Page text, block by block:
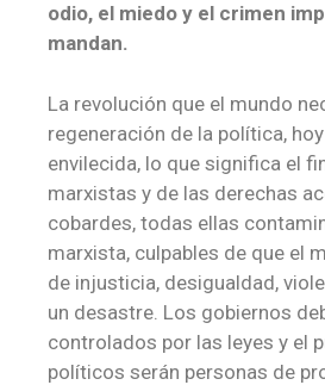
odio, el miedo y el crimen
mandan.
La revolución que el mundo
regeneración de la política,
envilecida, lo que significa el
marxistas y de las derechas
cobardes, todas ellas
marxista, culpables de que el
de injusticia, desigualdad,
un desastre. Los gobiernos
controlados por las leyes y el
políticos serán personas de